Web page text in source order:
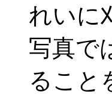
れいに
写真で
ること